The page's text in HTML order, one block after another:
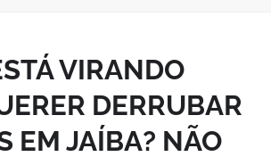
VIRANDO
DERRUBAR
EM JAÍBA? NÃO